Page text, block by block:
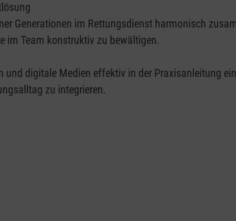
Generationen im Rettungsdienst harmonisch
im Team konstruktiv zu bewältigen.
digitale Medien effektiv in der Praxisanleitung
zu integrieren.